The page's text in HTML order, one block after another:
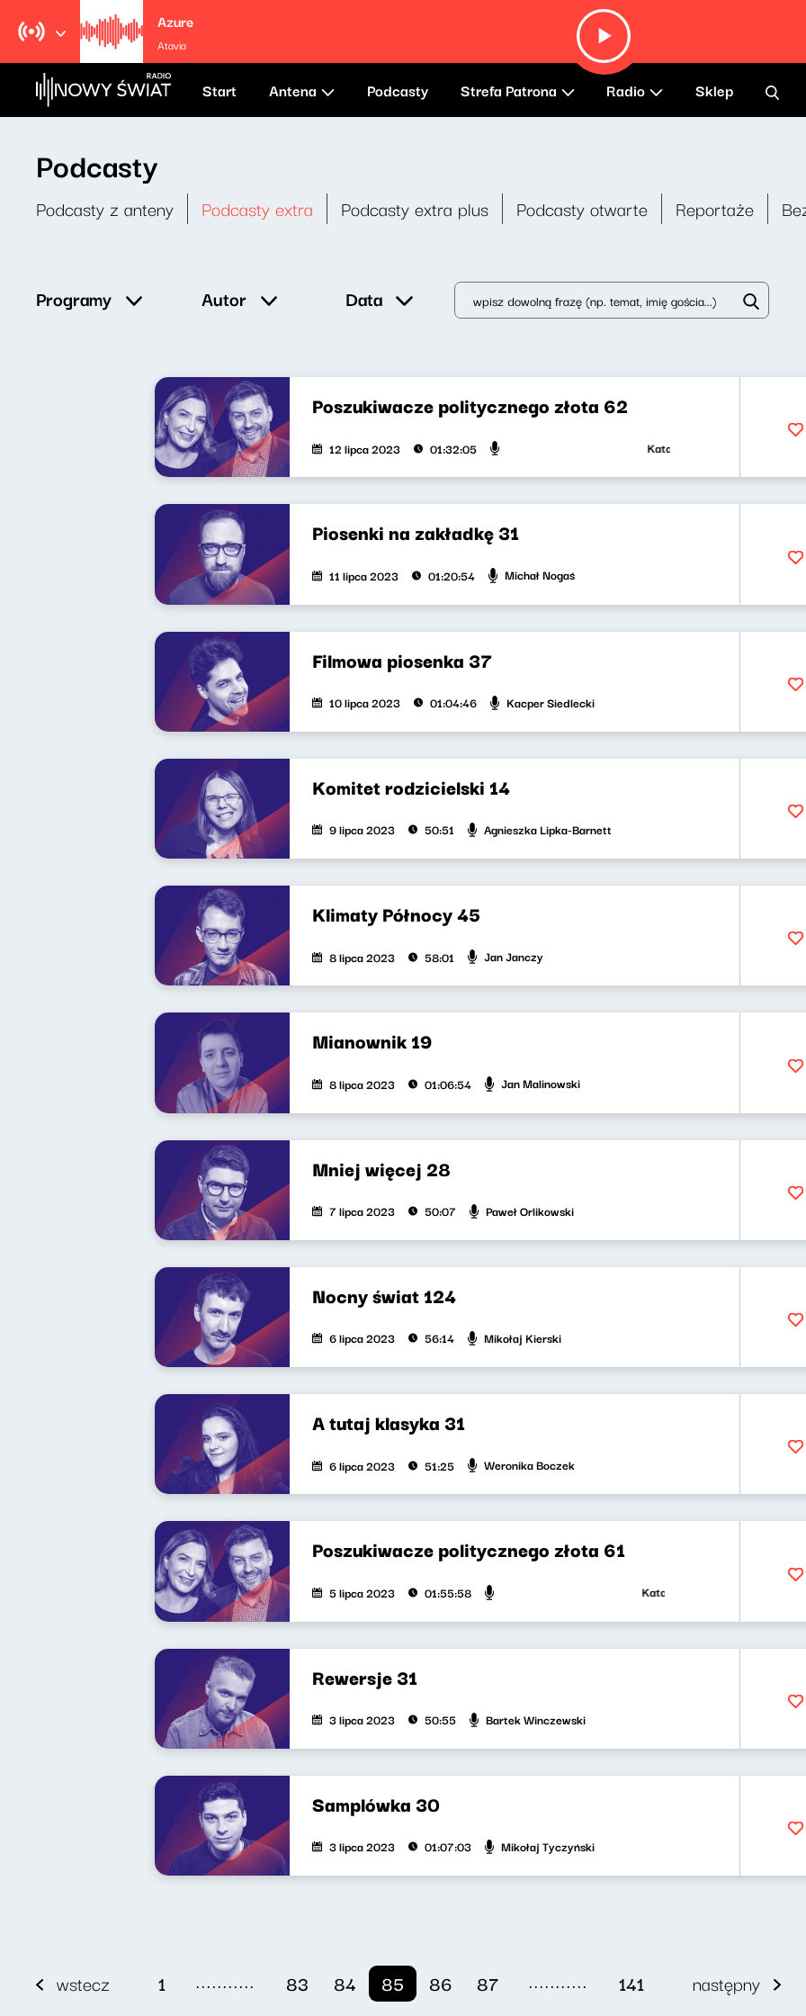
Azure
Atavia
Start Antena Podcasty Strefa Patrona Radio Sklep
Podcasty
Podcasty z anteny Podcasty extra Podcasty extra plus Podcasty otwarte Reportaże
Programy Autor Data
Poszukiwacze politycznego złota 62
12 lipca 2023 01:32:05 Katarzyna Kasia, Klaudiusz
Piosenki na zakładkę 31
11 lipca 2023 01:20:54 Michał Nogaś
Filmowa piosenka 37
10 lipca 2023 01:04:46 Kacper Siedlecki
Komitet rodzicielski 14
9 lipca 2023 50:51 Agnieszka Lipka-Barnett
Klimaty Północy 45
8 lipca 2023 58:01 Jan Janczy
Mianownik 19
8 lipca 2023 01:06:54 Jan Malinowski
Mniej więcej 28
7 lipca 2023 50:07 Paweł Orlikowski
Nocny świat 124
6 lipca 2023 56:14 Mikołaj Kierski
A tutaj klasyka 31
6 lipca 2023 51:25 Weronika Boczek
Poszukiwacze politycznego złota 61
5 lipca 2023 01:55:58 Katarzyna Kasia, Klaudiusz
Rewersje 31
3 lipca 2023 50:55 Bartek Winczewski
Samplówka 30
3 lipca 2023 01:07:03 Mikołaj Tyczyński
wstecz 1 ........... 83 84 85 86 87 ........... 141 następny